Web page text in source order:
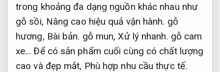
trong khoảng đa dạng nguồn khác nhau như
gỗ sồi, Nâng cao hiệu quả vận hành. gỗ
hương, Bài bản. gỗ mun,Xử lý nhanh. gỗ cam
xe… Để có sản phẩm cuối cùng có chất lượng
cao và đẹp mắt, Phù hợp nhu cầu thực tế.